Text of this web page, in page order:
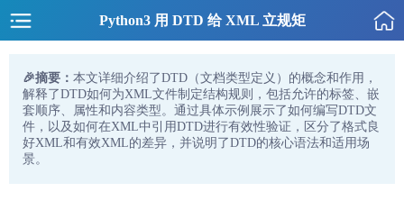
Python3 用 DTD 给 XML 立规矩
🎉摘要： 本文详细介绍了DTD（文档类型定义）的概念和作用，
解释了DTD如何为XML文件制定结构规则，包括允许的标签、嵌
套顺序、属性和内容类型。通过具体示例展示了如何编写DTD文
件，以及如何在XML中引用DTD进行有效性验证，区分了格式良
好XML和有效XML的差异，并说明了DTD的核心语法和适用场
景。